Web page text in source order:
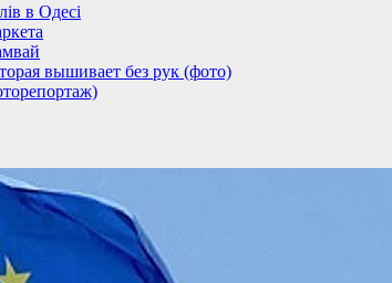
в Одесі
вышивает без рук (фото)